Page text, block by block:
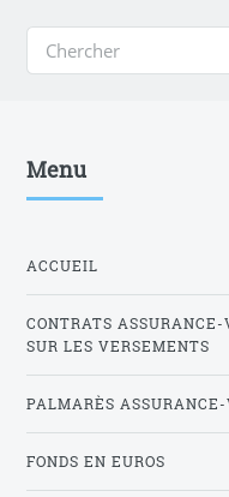
Menu
ACCUEIL
CONTRATS
SUR LES VERSEMENTS
PALMARÈS
FONDS EN EUROS